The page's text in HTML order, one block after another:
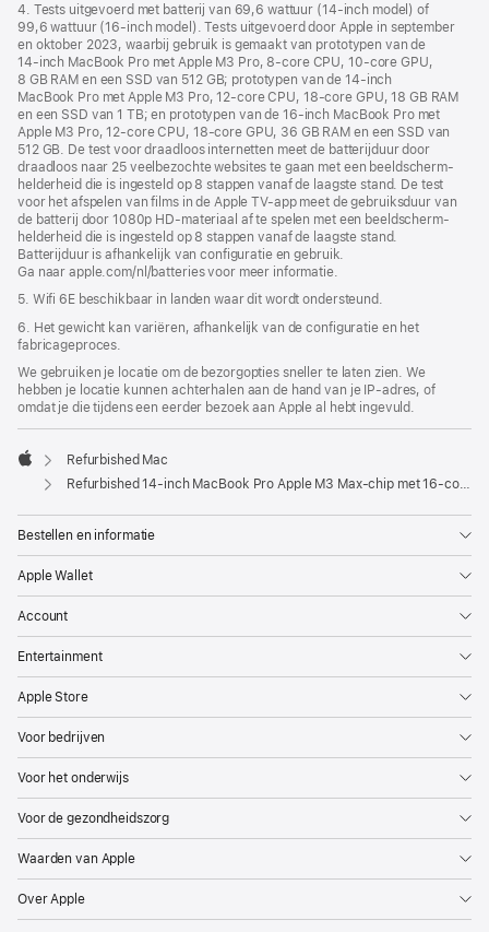
4. Tests uitgevoerd met batterij van 69,6 wattuur (14‑inch model) of
99,6 wattuur (16‑inch model). Tests uitgevoerd door Apple in september
en oktober 2023, waarbij gebruik is gemaakt van prototypen van de
14‑inch MacBook Pro met Apple M3 Pro, 8‑core CPU, 10‑core GPU,
8 GB RAM en een SSD van 512 GB; prototypen van de 14‑inch
MacBook Pro met Apple M3 Pro, 12‑core CPU, 18‑core GPU, 18 GB RAM
en een SSD van 1 TB; en prototypen van de 16‑inch MacBook Pro met
Apple M3 Pro, 12‑core CPU, 18‑core GPU, 36 GB RAM en een SSD van
512 GB. De test voor draadloos internetten meet de batterijduur door
draadloos naar 25 veelbezochte websites te gaan met een beeldscherm­
helderheid die is ingesteld op 8 stappen vanaf de laagste stand. De test
voor het afspelen van films in de Apple TV-app meet de gebruiksduur van
de batterij door 1080p HD-materiaal af te spelen met een beeldscherm­
helderheid die is ingesteld op 8 stappen vanaf de laagste stand.
Batterijduur is afhankelijk van configuratie en gebruik.
Ga naar apple.com/nl/batteries voor meer informatie.
5. Wifi 6E beschikbaar in landen waar dit wordt ondersteund.
6. Het gewicht kan variëren, afhankelijk van de configuratie en het
fabricageproces.
We gebruiken je locatie om de bezorgopties sneller te laten zien. We
hebben je locatie kunnen achterhalen aan de hand van je IP-adres, of
omdat je die tijdens een eerder bezoek aan Apple al hebt ingevuld.
Apple
Refurbished Mac
Refurbished 14‑inch MacBook Pro Apple M3 Max-chip met 16‑core CPU en 40‑core GPU - Spacezwart
Bestellen en informatie
Apple Wallet
Account
Entertainment
Apple Store
Voor bedrijven
Voor het onderwijs
Voor de gezondheidszorg
Waarden van Apple
Over Apple